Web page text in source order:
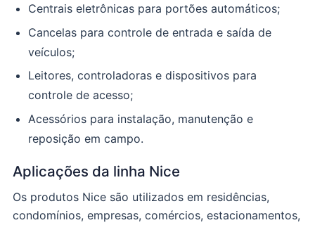
Centrais eletrônicas para portões automáticos;
Cancelas para controle de entrada e saída de
veículos;
Leitores, controladoras e dispositivos para
controle de acesso;
Acessórios para instalação, manutenção e
reposição em campo.
Aplicações da linha Nice
Os produtos Nice são utilizados em residências,
condomínios, empresas, comércios, estacionamentos,